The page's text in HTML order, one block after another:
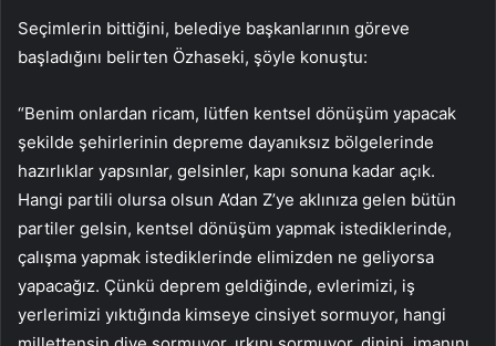
Seçimlerin bittiğini, belediye başkanlarının göreve
başladığını belirten Özhaseki, şöyle konuştu:
“Benim onlardan ricam, lütfen kentsel dönüşüm yapacak
şekilde şehirlerinin depreme dayanıksız bölgelerinde
hazırlıklar yapsınlar, gelsinler, kapı sonuna kadar açık.
Hangi partili olursa olsun A’dan Z’ye aklınıza gelen bütün
partiler gelsin, kentsel dönüşüm yapmak istediklerinde,
çalışma yapmak istediklerinde elimizden ne geliyorsa
yapacağız. Çünkü deprem geldiğinde, evlerimizi, iş
yerlerimizi yıktığında kimseye cinsiyet sormuyor, hangi